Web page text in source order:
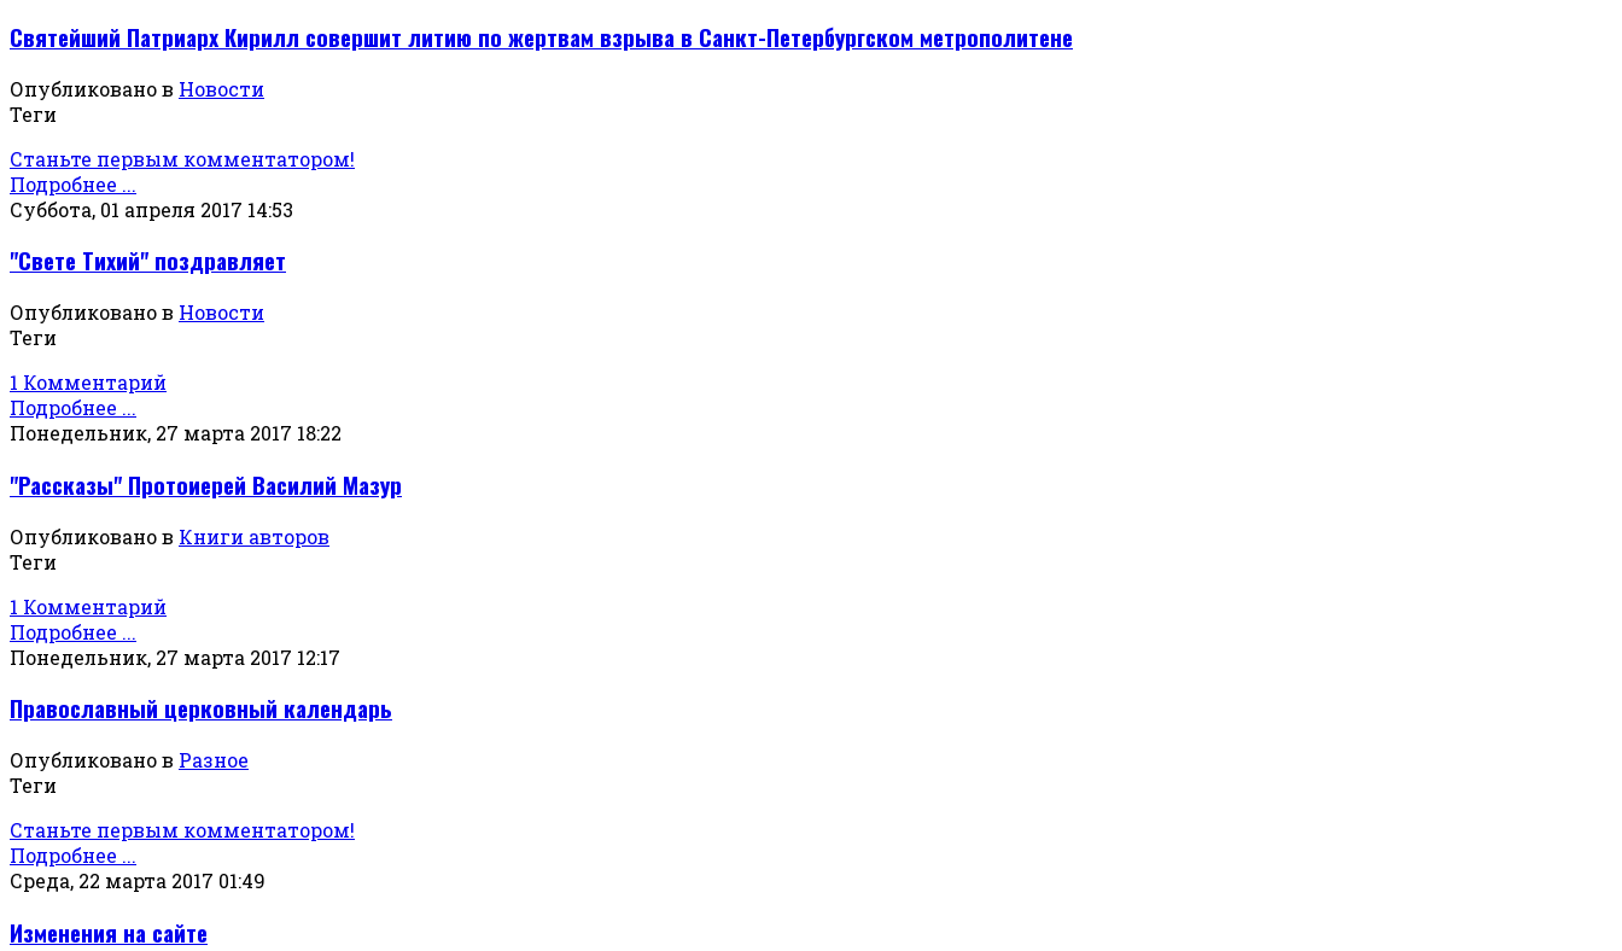
Святейший Патриарх Кирилл совершит литию по жертвам взрыва в Санкт-Петербургском метрополитене
Опубликовано в Новости
Теги
Станьте первым комментатором!
Подробнее ...
Суббота, 01 апреля 2017 14:53
"Свете Тихий" поздравляет
Опубликовано в Новости
Теги
1 Комментарий
Подробнее ...
Понедельник, 27 марта 2017 18:22
"Рассказы" Протоиерей Василий Мазур
Опубликовано в Книги авторов
Теги
1 Комментарий
Подробнее ...
Понедельник, 27 марта 2017 12:17
Православный церковный календарь
Опубликовано в Разное
Теги
Станьте первым комментатором!
Подробнее ...
Среда, 22 марта 2017 01:49
Изменения на сайте